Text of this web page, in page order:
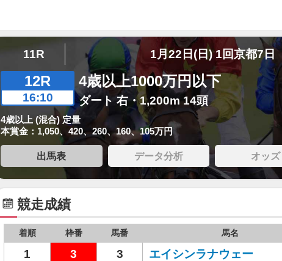
11R 1月22日(日) 1回京都7日
12R
16:10
4歳以上1000万円以下
ダート 右・1,200m 14頭
4歳以上 (混合) 定量
本賞金：1,050、420、260、160、105万円
出馬表 データ分析 オッズ
競走成績
着順 枠番 馬番 馬名
1 3 3 エイシンラナウェー